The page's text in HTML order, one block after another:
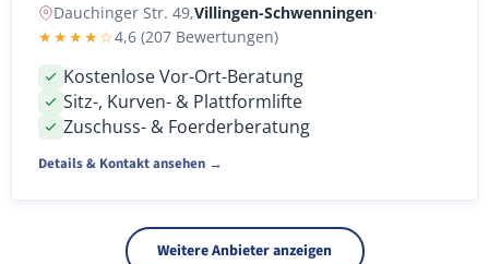
Dauchinger Str. 49,Villingen-Schwenningen·
★★★★☆4,6 (207 Bewertungen)
Kostenlose Vor-Ort-Beratung
Sitz-, Kurven- & Plattformlifte
Zuschuss- & Foerderberatung
Details & Kontakt ansehen →
Weitere Anbieter anzeigen